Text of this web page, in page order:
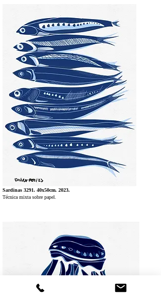
Sardinas 3291. 40x50cm. 2023.
Técnica mixta sobre papel.